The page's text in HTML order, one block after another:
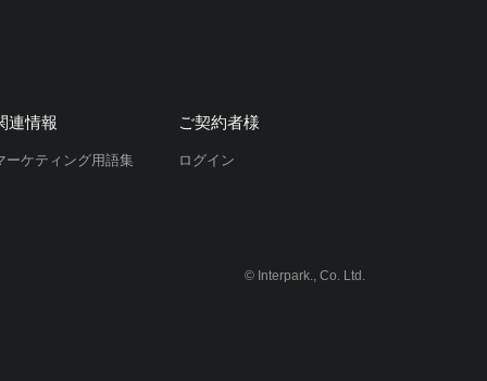
連情報
ーケティング用語集
ご契約者様
ログイン
© Interpark., Co. Ltd.